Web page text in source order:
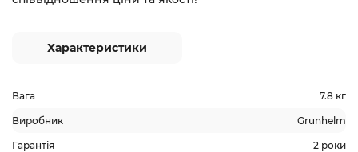
Характеристики
Вага 7.8 кг
Виробник Grunhelm
Гарантія 2 роки